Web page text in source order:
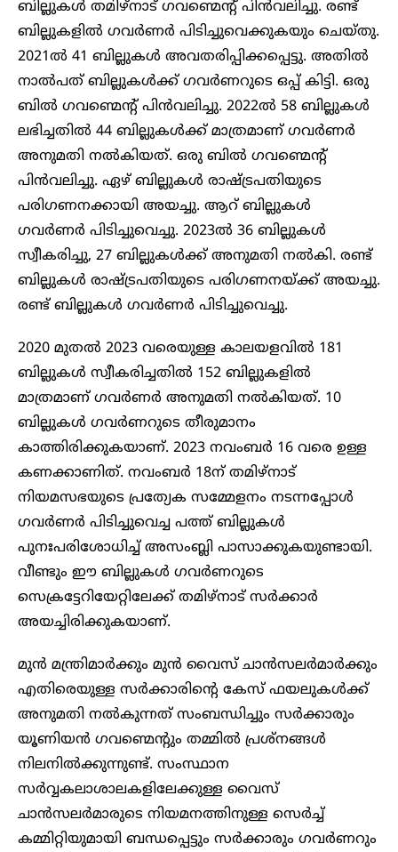
ബില്ലുകൾ തമിഴ്‌നാട് ഗവണ്മെന്റ് പിൻവലിച്ചു. രണ്ട്
ബില്ലുകളിൽ ഗവർണർ പിടിച്ചുവെക്കുകയും ചെയ്തു.
2021ൽ 41 ബില്ലുകൾ അവതരിപ്പിക്കപ്പെട്ടു. അതിൽ
നാൽപത് ബില്ലുകൾക്ക് ഗവർണറുടെ ഒപ്പ് കിട്ടി. ഒരു
ബിൽ ഗവണ്മെന്റ് പിൻവലിച്ചു. 2022ൽ 58 ബില്ലുകൾ
ലഭിച്ചതിൽ 44 ബില്ലുകൾക്ക് മാത്രമാണ് ഗവർണർ
അനുമതി നൽകിയത്. ഒരു ബിൽ ഗവണ്മെന്റ്
പിൻവലിച്ചു. ഏഴ് ബില്ലുകൾ രാഷ്ട്രപതിയുടെ
പരിഗണനക്കായി അയച്ചു. ആറ് ബില്ലുകൾ
ഗവർണർ പിടിച്ചുവെച്ചു. 2023ൽ 36 ബില്ലുകൾ
സ്വീകരിച്ചു, 27 ബില്ലുകൾക്ക് അനുമതി നൽകി. രണ്ട്
ബില്ലുകൾ രാഷ്ട്രപതിയുടെ പരിഗണനയ്ക്ക് അയച്ചു.
രണ്ട് ബില്ലുകൾ ഗവർണർ പിടിച്ചുവെച്ചു.
2020 മുതൽ 2023 വരെയുള്ള കാലയളവിൽ 181
ബില്ലുകൾ സ്വീകരിച്ചതിൽ 152 ബില്ലുകളിൽ
മാത്രമാണ് ഗവർണർ അനുമതി നൽകിയത്. 10
ബില്ലുകൾ ഗവർണറുടെ തീരുമാനം
കാത്തിരിക്കുകയാണ്. 2023 നവംബർ 16 വരെ ഉള്ള
കണക്കാണിത്. നവംബർ 18ന് തമിഴ്‌നാട്
നിയമസഭയുടെ പ്രത്യേക സമ്മേളനം നടന്നപ്പോൾ
ഗവർണർ പിടിച്ചുവെച്ച പത്ത് ബില്ലുകൾ
പുനഃപരിശോധിച്ച് അസംബ്ലി പാസാക്കുകയുണ്ടായി.
വീണ്ടും ഈ ബില്ലുകൾ ഗവർണറുടെ
സെക്രട്ടേറിയേറ്റിലേക്ക് തമിഴ്‌നാട് സർക്കാർ
അയച്ചിരിക്കുകയാണ്.
മുൻ മന്ത്രിമാർക്കും മുൻ വൈസ് ചാൻസലർമാർക്കും
എതിരെയുള്ള സർക്കാരിന്റെ കേസ് ഫയലുകൾക്ക്
അനുമതി നൽകുന്നത് സംബന്ധിച്ചും സർക്കാരും
യൂണിയൻ ഗവണ്മെന്റും തമ്മിൽ പ്രശ്‌നങ്ങൾ
നിലനിൽക്കുന്നുണ്ട്. സംസ്ഥാന
സർവ്വകലാശാലകളിലേക്കുള്ള വൈസ്
ചാൻസലർമാരുടെ നിയമനത്തിനുള്ള സെർച്ച്
കമ്മിറ്റിയുമായി ബന്ധപ്പെട്ടും സർക്കാരും ഗവർണറും